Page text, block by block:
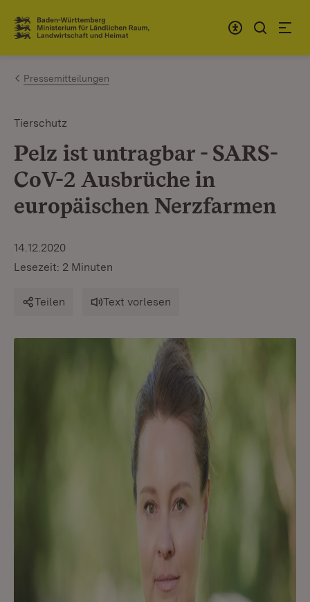
Zum Inhalt springen
Link zur Startseite
Pressemitteilungen
Tierschutz
Pelz ist untragbar - SARS-
CoV-2 Ausbrüche in
europäischen Nerzfarmen
14.12.2020
Lesezeit: 2 Minuten
Teilen Text vorlesen